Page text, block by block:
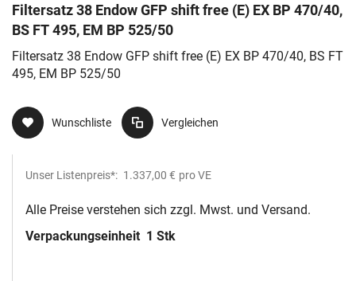
Filtersatz 38 Endow GFP shift free (E) EX BP 470/40,
BS FT 495, EM BP 525/50
Filtersatz 38 Endow GFP shift free (E) EX BP 470/40, BS FT
495, EM BP 525/50
Wunschliste Vergleichen
Unser Listenpreis*: 1.337,00 € pro VE
Alle Preise verstehen sich zzgl. Mwst. und Versand.
Verpackungseinheit 1 Stk